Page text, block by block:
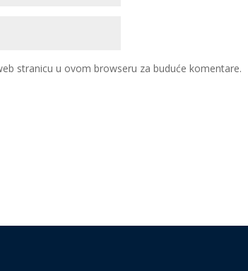
stranicu u ovom browseru za buduće komentare.